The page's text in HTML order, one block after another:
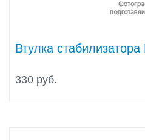
Втулка
330 руб.